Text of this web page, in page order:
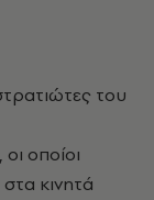
του
οποίοι
κινητά